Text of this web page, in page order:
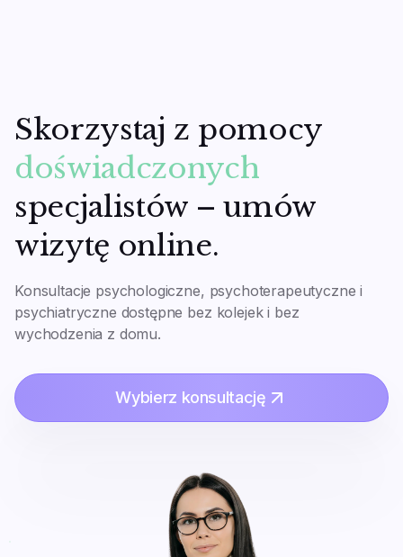
Skorzystaj z pomocy
doświadczonych
specjalistów – umów
wizytę online.
Konsultacje psychologiczne, psychoterapeutyczne i
psychiatryczne dostępne bez kolejek i bez
wychodzenia z domu.
Wybierz konsultację